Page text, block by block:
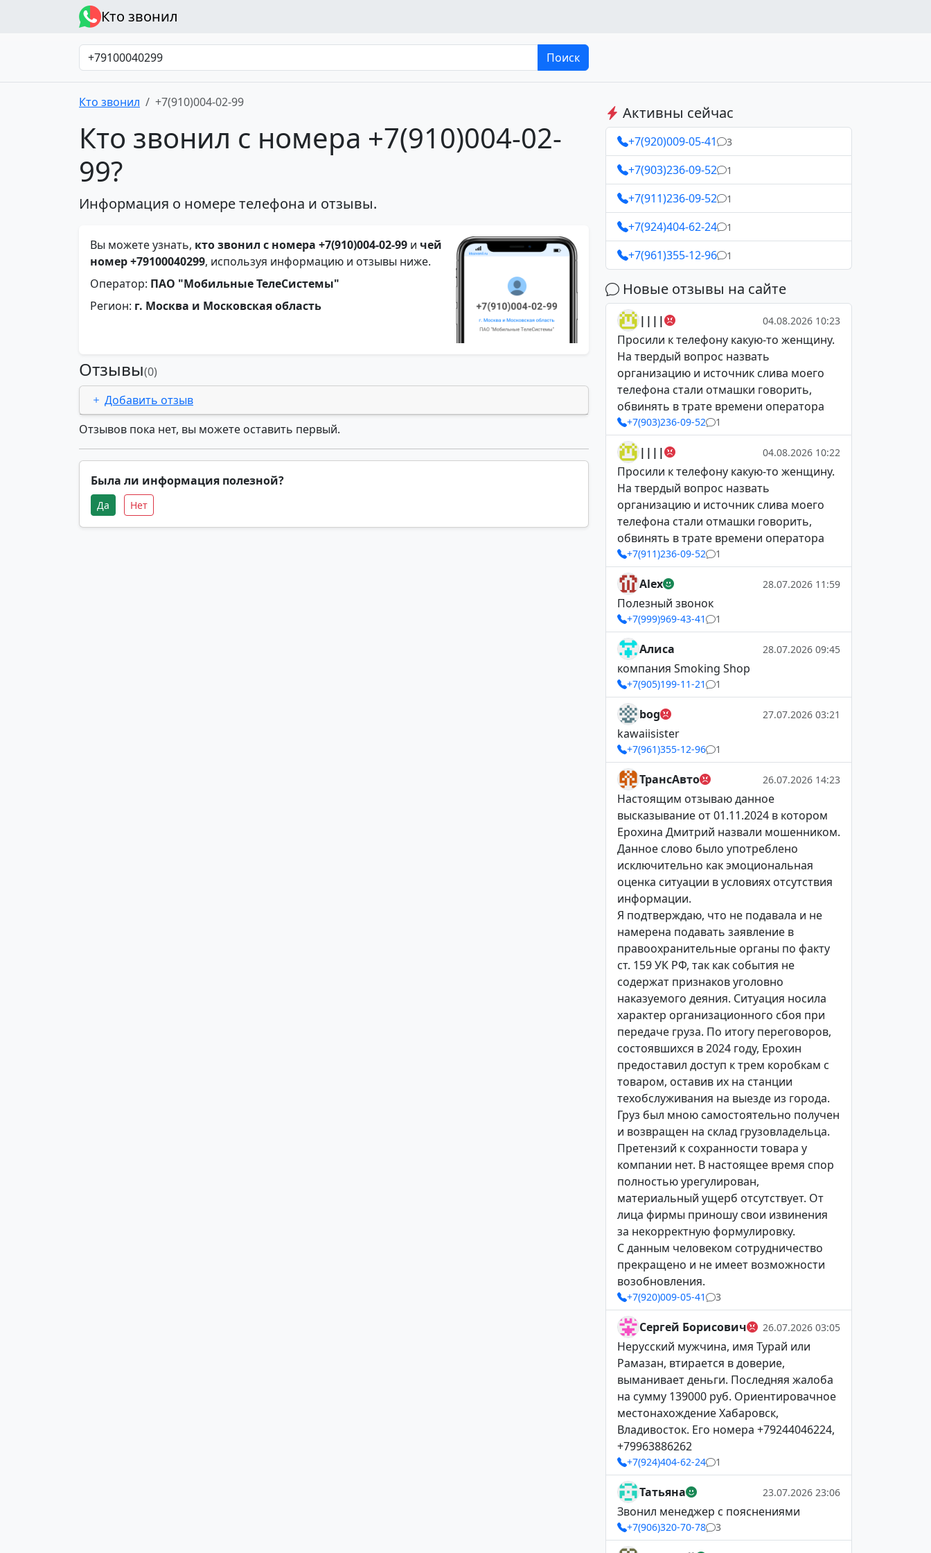
Кто звонил
Поиск
Кто звонил +7(910)004-02-99
Кто звонил с номера +7(910)004-02-
99?
Информация о номере телефона и отзывы.
Вы можете узнать, кто звонил с номера +7(910)004-02-99 и чей
номер +79100040299, используя информацию и отзывы ниже.
Оператор: ПАО "Мобильные ТелеСистемы"
Регион: г. Москва и Московская область
Отзывы(0)
Добавить отзыв
Отзывов пока нет, вы можете оставить первый.
Была ли информация полезной?
Да Нет
Активны сейчас
+7(920)009-05-41 3
+7(903)236-09-52 1
+7(911)236-09-52 1
+7(924)404-62-24 1
+7(961)355-12-96 1
Новые отзывы на сайте
|||| 04.08.2026 10:23
Просили к телефону какую-то женщину.
На твердый вопрос назвать
организацию и источник слива моего
телефона стали отмашки говорить,
обвинять в трате времени оператора
+7(903)236-09-52 1
|||| 04.08.2026 10:22
Просили к телефону какую-то женщину.
На твердый вопрос назвать
организацию и источник слива моего
телефона стали отмашки говорить,
обвинять в трате времени оператора
+7(911)236-09-52 1
Alex 28.07.2026 11:59
Полезный звонок
+7(999)969-43-41 1
Алиса 28.07.2026 09:45
компания Smoking Shop
+7(905)199-11-21 1
bog 27.07.2026 03:21
kawaiisister
+7(961)355-12-96 1
ТрансАвто 26.07.2026 14:23
Настоящим отзываю данное
высказывание от 01.11.2024 в котором
Ерохина Дмитрий назвали мошенником.
Данное слово было употреблено
исключительно как эмоциональная
оценка ситуации в условиях отсутствия
информации.
Я подтверждаю, что не подавала и не
намерена подавать заявление в
правоохранительные органы по факту
ст. 159 УК РФ, так как события не
содержат признаков уголовно
наказуемого деяния. Ситуация носила
характер организационного сбоя при
передаче груза. По итогу переговоров,
состоявшихся в 2024 году, Ерохин
предоставил доступ к трем коробкам с
товаром, оставив их на станции
техобслуживания на выезде из города.
Груз был мною самостоятельно получен
и возвращен на склад грузовладельца.
Претензий к сохранности товара у
компании нет. В настоящее время спор
полностью урегулирован,
материальный ущерб отсутствует. От
лица фирмы приношу свои извинения
за некорректную формулировку.
С данным человеком сотрудничество
прекращено и не имеет возможности
возобновления.
+7(920)009-05-41 3
Сергей Борисович 26.07.2026 03:05
Нерусский мужчина, имя Турай или
Рамазан, втирается в доверие,
выманивает деньги. Последняя жалоба
на сумму 139000 руб. Ориентировачное
местонахождение Хабаровск,
Владивосток. Его номера +79244046224,
+79963886262
+7(924)404-62-24 1
Татьяна 23.07.2026 23:06
Звонил менеджер с пояснениями
+7(906)320-70-78 3